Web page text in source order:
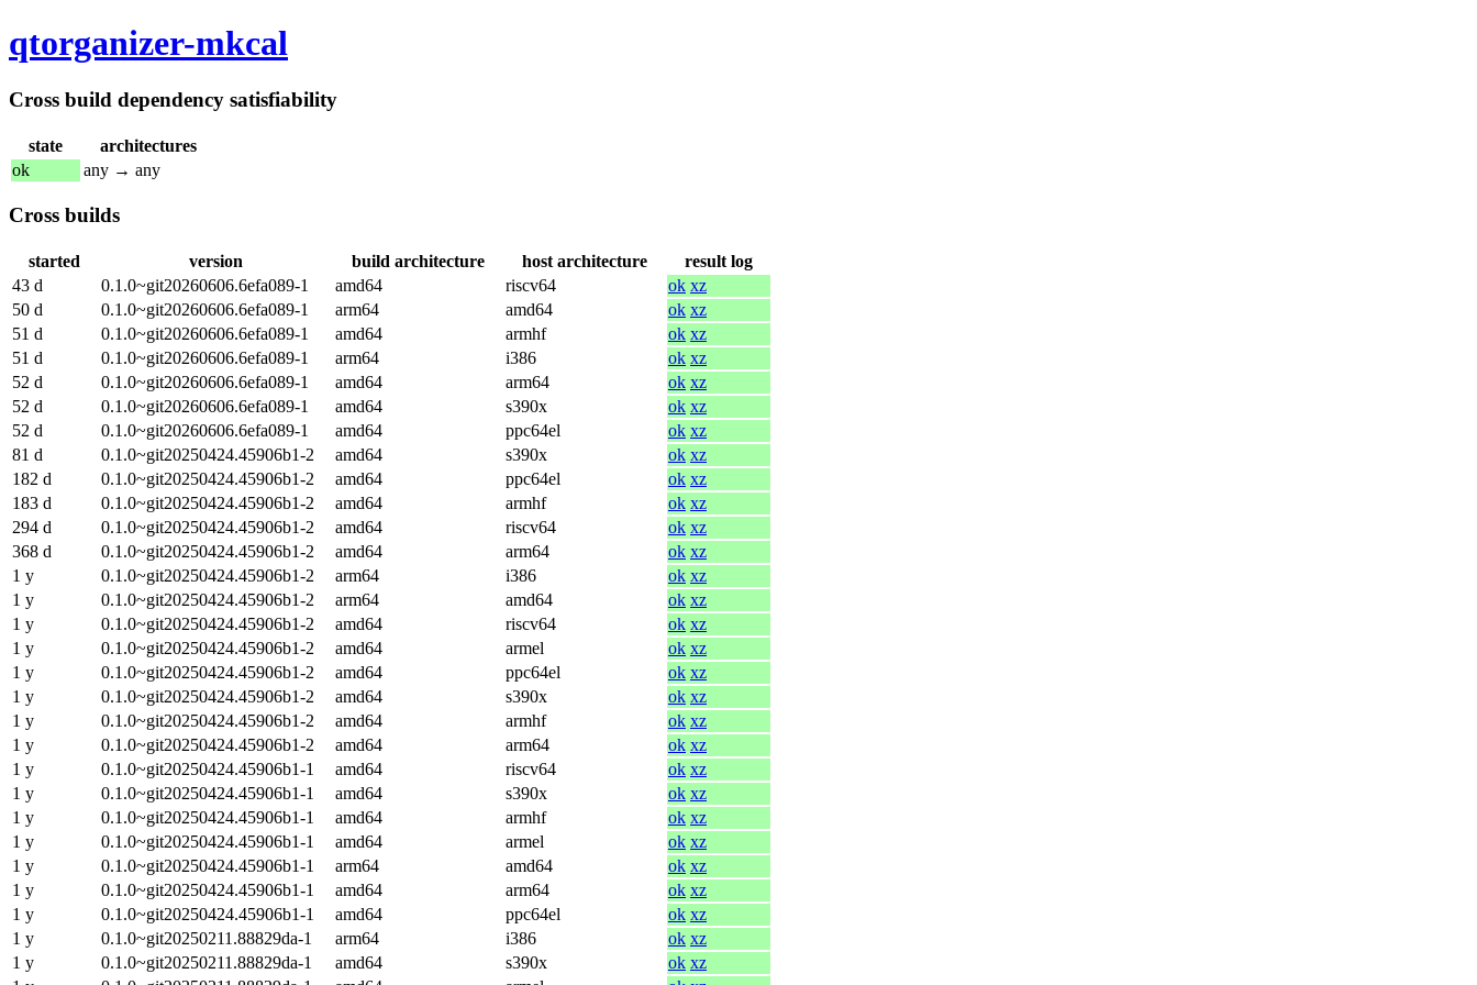
qtorganizer-mkcal
Cross build dependency satisfiability
state
architectures
ok
any → any
Cross builds
started version build architecture host architecture
result log
43 d
0.1.0~git20260606.6efa089-1 amd64 riscv64 ok xz
50 d
0.1.0~git20260606.6efa089-1 arm64 amd64 ok xz
51 d
0.1.0~git20260606.6efa089-1 amd64 armhf ok xz
51 d
0.1.0~git20260606.6efa089-1 arm64 i386 ok xz
52 d
0.1.0~git20260606.6efa089-1 amd64 arm64 ok xz
52 d
0.1.0~git20260606.6efa089-1 amd64 s390x ok xz
52 d
0.1.0~git20260606.6efa089-1 amd64 ppc64el ok xz
81 d
0.1.0~git20250424.45906b1-2 amd64 s390x ok xz
182 d
0.1.0~git20250424.45906b1-2 amd64 ppc64el ok xz
183 d
0.1.0~git20250424.45906b1-2 amd64 armhf ok xz
294 d
0.1.0~git20250424.45906b1-2 amd64 riscv64 ok xz
368 d
0.1.0~git20250424.45906b1-2 amd64 arm64 ok xz
1 y
0.1.0~git20250424.45906b1-2 arm64 i386 ok xz
1 y
0.1.0~git20250424.45906b1-2 arm64 amd64 ok xz
1 y
0.1.0~git20250424.45906b1-2 amd64 riscv64 ok xz
1 y
0.1.0~git20250424.45906b1-2 amd64 armel ok xz
1 y
0.1.0~git20250424.45906b1-2 amd64 ppc64el ok xz
1 y
0.1.0~git20250424.45906b1-2 amd64 s390x ok xz
1 y
0.1.0~git20250424.45906b1-2 amd64 armhf ok xz
1 y
0.1.0~git20250424.45906b1-2 amd64 arm64 ok xz
1 y
0.1.0~git20250424.45906b1-1 amd64 riscv64 ok xz
1 y
0.1.0~git20250424.45906b1-1 amd64 s390x ok xz
1 y
0.1.0~git20250424.45906b1-1 amd64 armhf ok xz
1 y
0.1.0~git20250424.45906b1-1 amd64 armel ok xz
1 y
0.1.0~git20250424.45906b1-1 arm64 amd64 ok xz
1 y
0.1.0~git20250424.45906b1-1 amd64 arm64 ok xz
1 y
0.1.0~git20250424.45906b1-1 amd64 ppc64el ok xz
1 y
0.1.0~git20250211.88829da-1 arm64 i386 ok xz
1 y
0.1.0~git20250211.88829da-1 amd64 s390x ok xz